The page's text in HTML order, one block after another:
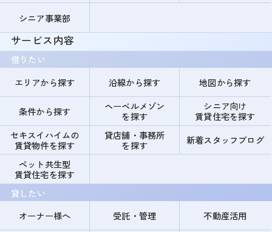
シニア事業部
サービス内容
借りたい
エリアから探す
沿線から探す 地図から探す
条件から探す
ヘーベルメゾン
を探す
シニア向け
賃貸住宅を探す
セキスイハイムの
賃貸物件を探す
貸店舗・事務所
を探す
新着スタッフブログ
ペット共生型
賃貸住宅を探す
貸したい
オーナー様へ
受託・管理 不動産活用